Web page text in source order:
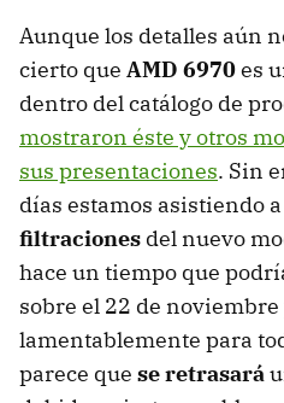
Aunque los detalles aún
cierto que AMD 6970es
dentro del catálogo de
mostraron éste y otros
sus presentaciones. Sin
días estamos asistiendo
filtraciones del nuevo
hace un tiempo que
sobre el 22 de noviembre
lamentablemente para
parece que se retrasará